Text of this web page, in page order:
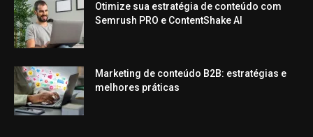
Otimize sua estratégia de conteúdo com
Semrush PRO e ContentShake AI
Marketing de conteúdo B2B: estratégias e
melhores práticas